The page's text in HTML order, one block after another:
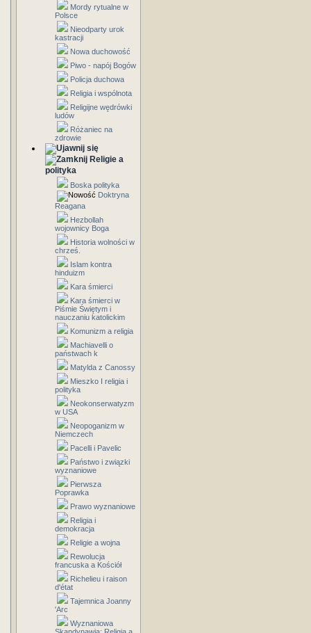
Mordy rytualne w
Polsce
Nieodparty urok
kastracji
Nowa duchowość
Piwo - napój Bogów
Policja duchowa
Religia i wspólnota
Religijne wędrówki
ludów
Różaniec na
zdrowie
Religie a
polityka
Boska polityka
Doktryna
Reagana
Hezbollah
wojownicy Boga
Historia wolności w
chrześ.
Islam kontra
hinduizm
Kara śmierci
Kara śmierci w
Piśmie Świętym i
nauczaniu katolickim
Komunizm a religia
Machiavelli o
państwach k
Matylda z Canossy
Mieszko I religia i
polityka
Neokonserwatyzm
w USA
Neopoganizm w
Niemczech
Pacelli i Pavelic
Państwo i związki
wyznaniowe
Pierwsza
Poprawka
Prawo wyznaniowe
Religia i
demokracja
Religie a wojna
Rewolucja
francuska a Kościół
Richelieu i raison
d'état
Tajemnica Joanny
'Arc
Wyznaniowa